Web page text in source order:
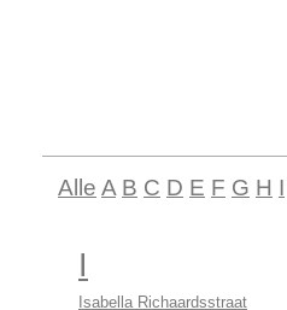
Alle A B C D E F G H I
I
Isabella Richaardsstraat